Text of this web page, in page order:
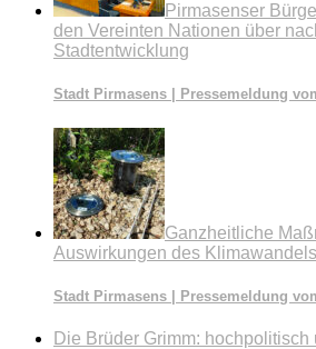
Pirmasenser
den Vereinten Nationen über
Stadtentwicklung
Stadt Pirmasens | Pressemeldung
Ganzheitliche
Auswirkungen des Klimawandels
Stadt Pirmasens | Pressemeldung
Die Brüder Grimm: hochpolitisch